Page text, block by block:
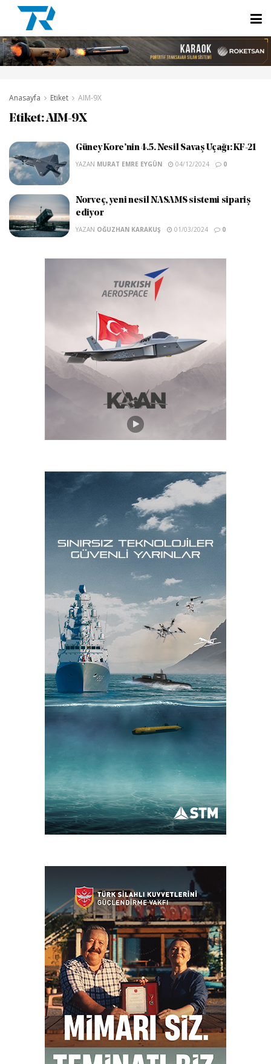
Anasayfa Etiket AIM-9X
Etiket:AIM-9X
Güney Kore’nin 4.5. Nesil Savaş Uçağı: KF-21
YAZAN MURAT EMRE EYGÜN 04/12/2024 0
Norveç, yeni nesil NASAMS sistemi sipariş
ediyor
YAZAN OĞUZHAN KARAKUŞ 01/03/2024 0